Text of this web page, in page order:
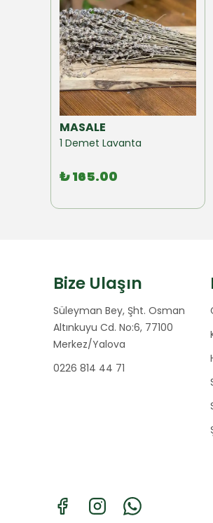
MASALE
1 Demet Lavanta
₺ 165.00
Bize Ulaşın
Süleyman Bey, Şht. Osman
Altınkuyu Cd. No:6, 77100
Merkez/Yalova
0226 814 44 71